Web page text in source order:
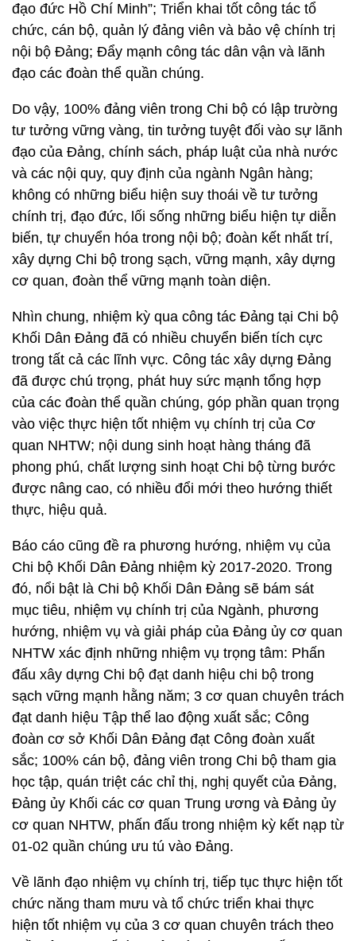
đạo đức Hồ Chí Minh”; Triển khai tốt công tác tổ
chức, cán bộ, quản lý đảng viên và bảo vệ chính trị
nội bộ Đảng; Đẩy mạnh công tác dân vận và lãnh
đạo các đoàn thể quần chúng.
Do vậy, 100% đảng viên trong Chi bộ có lập trường
tư tưởng vững vàng, tin tưởng tuyệt đối vào sự lãnh
đạo của Đảng, chính sách, pháp luật của nhà nước
và các nội quy, quy định của ngành Ngân hàng;
không có những biểu hiện suy thoái về tư tưởng
chính trị, đạo đức, lối sống những biểu hiện tự diễn
biến, tự chuyển hóa trong nội bộ; đoàn kết nhất trí,
xây dựng Chi bộ trong sạch, vững mạnh, xây dựng
cơ quan, đoàn thể vững mạnh toàn diện.
Nhìn chung, nhiệm kỳ qua công tác Đảng tại Chi bộ
Khối Dân Đảng đã có nhiều chuyển biến tích cực
trong tất cả các lĩnh vực. Công tác xây dựng Đảng
đã được chú trọng, phát huy sức mạnh tổng hợp
của các đoàn thể quần chúng, góp phần quan trọng
vào việc thực hiện tốt nhiệm vụ chính trị của Cơ
quan NHTW; nội dung sinh hoạt hàng tháng đã
phong phú, chất lượng sinh hoạt Chi bộ từng bước
được nâng cao, có nhiều đổi mới theo hướng thiết
thực, hiệu quả.
Báo cáo cũng đề ra phương hướng, nhiệm vụ của
Chi bộ Khối Dân Đảng nhiệm kỳ 2017-2020. Trong
đó, nổi bật là Chi bộ Khối Dân Đảng sẽ bám sát
mục tiêu, nhiệm vụ chính trị của Ngành, phương
hướng, nhiệm vụ và giải pháp của Đảng ủy cơ quan
NHTW xác định những nhiệm vụ trọng tâm: Phấn
đấu xây dựng Chi bộ đạt danh hiệu chi bộ trong
sạch vững mạnh hằng năm; 3 cơ quan chuyên trách
đạt danh hiệu Tập thể lao động xuất sắc; Công
đoàn cơ sở Khối Dân Đảng đạt Công đoàn xuất
sắc; 100% cán bộ, đảng viên trong Chi bộ tham gia
học tập, quán triệt các chỉ thị, nghị quyết của Đảng,
Đảng ủy Khối các cơ quan Trung ương và Đảng ủy
cơ quan NHTW, phấn đấu trong nhiệm kỳ kết nạp từ
01-02 quần chúng ưu tú vào Đảng.
Về lãnh đạo nhiệm vụ chính trị, tiếp tục thực hiện tốt
chức năng tham mưu và tổ chức triển khai thực
hiện tốt nhiệm vụ của 3 cơ quan chuyên trách theo